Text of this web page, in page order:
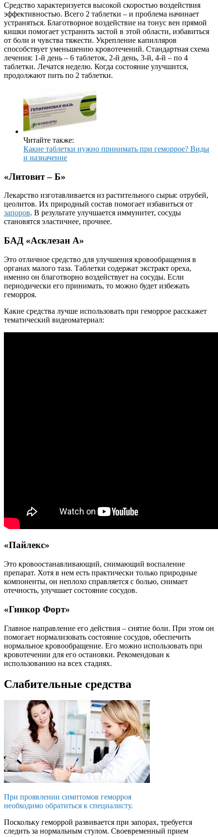
Средство характеризуется высокой скоростью воздействия
эффективностью. Всего 2 таблетки – и проблема начинает
устраняться. Благотворное воздействие на тонус вен прямой
кишки помогает устранить застой в этой области, избавиться
от боли и чувства тяжести. Укрепление капилляров
способствует уменьшению кровотечений. Стандартная схема
лечения: 1-й день – 6 таблеток, 2-й день, 3-й, 4-й – по 4
таблетки. Лечатся неделю. Когда состояние улучшится,
продолжают пить по 2 таблетки.
Читайте также:
Какие таблетки нужно принимать при геморрое? Виды
и назначение
«Литовит – Б»
Лекарство изготавливается из растительного сырья: отрубей,
цеолитов. Их природный состав помогает избавиться от
запоров. В результате улучшается иммунитет, сосуды
становятся эластичнее, прочнее.
БАД «Асклезан А»
Это отличное средство для улучшения кровообращения в
органах малого таза. Таблетки содержат экстракт ореха,
именно он благотворно воздействует на сосуды. Если
периодически его принимать, то можно будет избежать
геморроя.
Какие средства лучше использовать при геморрое расскажет
тематический видеоматериал:
«Пайлекс»
Это кровоостанавливающий, снимающий воспаление
препарат. Хотя в нем есть практически только природные
компоненты, он неплохо справляется с болью, снимает
отечность, улучшает состояние сосудов.
«Гинкор Форт»
Главное направление его действия – снятие боли. При этом он
помогает нормализовать состояние сосудов, обеспечить
нормальное кровообращение. Его можно использовать при
кровотечении для его остановки. Рекомендован к
использованию на всех стадиях.
Слабительные средства
При проявлении симптомов геморроя
необходимо обратиться к специалисту.
Поскольку геморрой развивается при запорах, требуется
следить за нормальным стулом. Своевременный прием